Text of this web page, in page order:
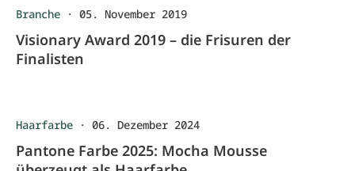
Branche · 05. November 2019
Visionary Award 2019 – die Frisuren der
Finalisten
Haarfarbe · 06. Dezember 2024
Pantone Farbe 2025: Mocha Mousse